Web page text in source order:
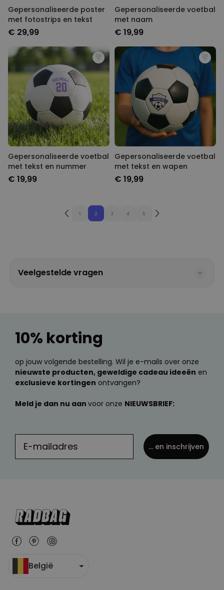
Gepersonaliseerde poster
met fotostrips en tekst
€ 29,99
Gepersonaliseerde voetbal
met naam
€ 19,99
Gepersonaliseerde voetbal
met tekst en nummer
€ 19,99
Gepersonaliseerde voetbal
met tekst en wapen
€ 19,99
1 2 3 4 5
Veelgestelde vragen
10% korting
op jouw volgende bestelling. Wil je e-mails over onze
nieuwste producten, geweldige cadeau ideeën en
exclusieve kortingen ontvangen?
Meld je dan nu aan voor onze NIEUWSBRIEF:
... en inschrijven
België